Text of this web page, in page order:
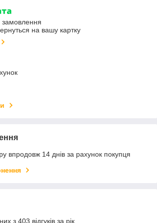
замовлення
на вашу картку
впродовж 14 днів за рахунок покупця
з 403 відгуків за рік